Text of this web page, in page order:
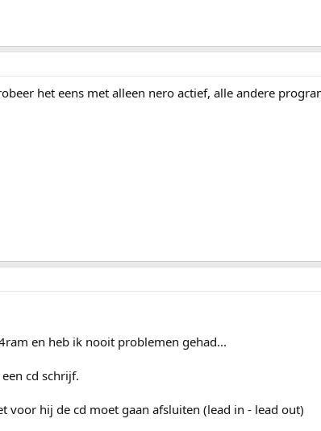
het eens met alleen nero actief, alle andere
en heb ik nooit problemen gehad...
cd schrijf.
voor hij de cd moet gaan afsluiten (lead in - lead out)